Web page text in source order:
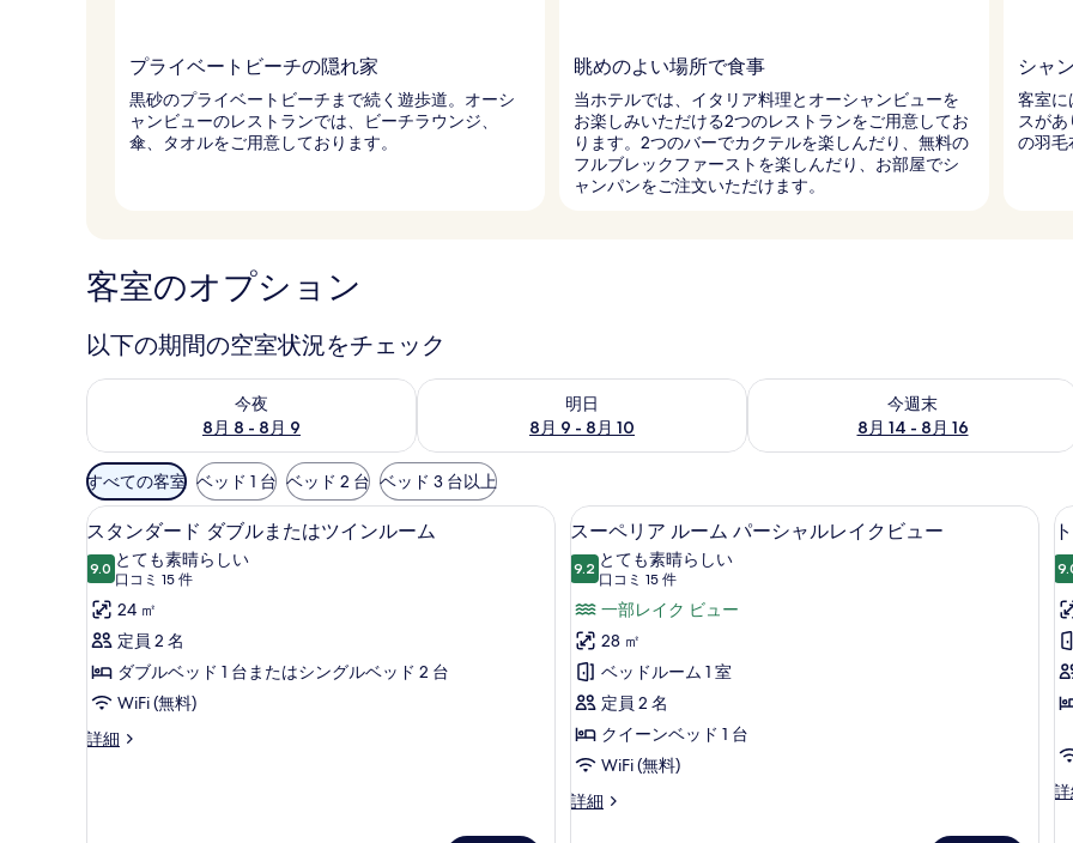
プライベートビーチの隠れ家
黒砂のプライベートビーチまで続く遊歩道。オーシ
ャンビューのレストランでは、ビーチラウンジ、
傘、タオルをご用意しております。
眺めのよい場所で食事
当ホテルでは、イタリア料理とオーシャンビューを
お楽しみいただける2つのレストランをご用意してお
ります。2つのバーでカクテルを楽しんだり、無料の
フルブレックファーストを楽しんだり、お部屋でシ
ャンパンをご注文いただけます。
シャ
客室に
スが
の羽毛
客室のオプション
以下の期間の空室状況をチェック
今夜
8月 8 - 8月 9
今夜 8月 8 - 8月 9 の空室状況をチェック
明日
8月 9 - 8月 10
明日 8月 9 - 8月 10 の空室状況をチェック
今週末
8月 14 - 8月 16
今週末 8月 14 - 8月 16 の空室状況をチ
利
用
可
能
な
客
室
絞
り
込
すべての客室 ベッド 1 台 ベッド 2 台 ベッド 3 台以上
ス
タ
ン
ダ
ー
ド
ダ
ブ
スタンダード ダブルまたはツインルーム | ミニバー、セーフティボックス (室内)、デスク、ノートパソコン
17
スタンダード ダブルまたはツインルーム
9.010 点中 9.0
とても素晴らしい
口コミ 15 件
(口
コ
ミ
15
件)
24 ㎡
定員 2 名
ダブルベッド 1 台またはシングルベッド 2 台
WiFi (無料)
詳細
ス
ス
ー
ペ
リ
ア
ル
ー
ム
パ
ー
スーペリア ルーム パーシャルレイク
5
スーペリア ルーム パーシャルレイクビュー
9.210 点中 9.2
とても素晴らしい
口コミ 15 件
(口
コ
ミ
15
件)
一部レイク ビュー
28 ㎡
ベッドルーム 1 室
定員 2 名
クイーンベッド 1 台
WiFi (無料)
詳細
ス
ト
す
ト